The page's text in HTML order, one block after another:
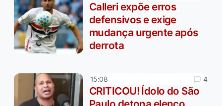
Calleri expõe erros
defensivos e exige
mudança urgente após
derrota
15:08 4
CRITICOU! Ídolo do São